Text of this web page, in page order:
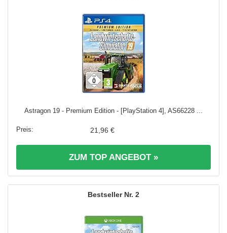
Astragon 19 - Premium Edition - [PlayStation 4], AS66228 ...
21,96 €
ZUM TOP ANGEBOT »
2